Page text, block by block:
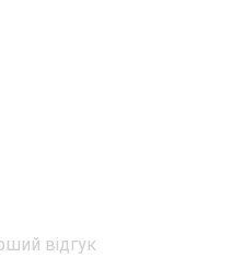
відгук